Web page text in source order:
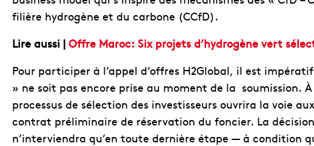
filière hydrogène et du carbone (CCfD).
Lire aussi | Offre Maroc: Six projets d’hydrogène vert
Pour participer à l’appel d’offres H2Global, il est
» ne soit pas encore prise au moment de la soumission.
processus de sélection des investisseurs ouvrira la voie
contrat préliminaire de réservation du foncier. La
n’interviendra qu’en toute dernière étape — à condition